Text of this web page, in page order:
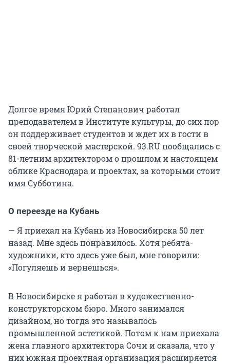
Долгое время Юрий Степанович работал
преподавателем в Институте культуры, до сих пор
он поддерживает студентов и ждет их в гости в
своей творческой мастерской. 93.RU пообщались с
81-летним архитектором о прошлом и настоящем
облике Краснодара и проектах, за которыми стоит
имя Субботина.
О переезде на Кубань
— Я приехал на Кубань из Новосибирска 50 лет
назад. Мне здесь понравилось. Хотя ребята-
художники, кто здесь уже был, мне говорили:
«Погуляешь и вернешься».
В Новосибирске я работал в художественно-
конструкторском бюро. Много занимался
дизайном, но тогда это называлось
промышленной эстетикой. Потом к нам приехала
жена главного архитектора Сочи и сказала, что у
них южная проектная организация расширяется